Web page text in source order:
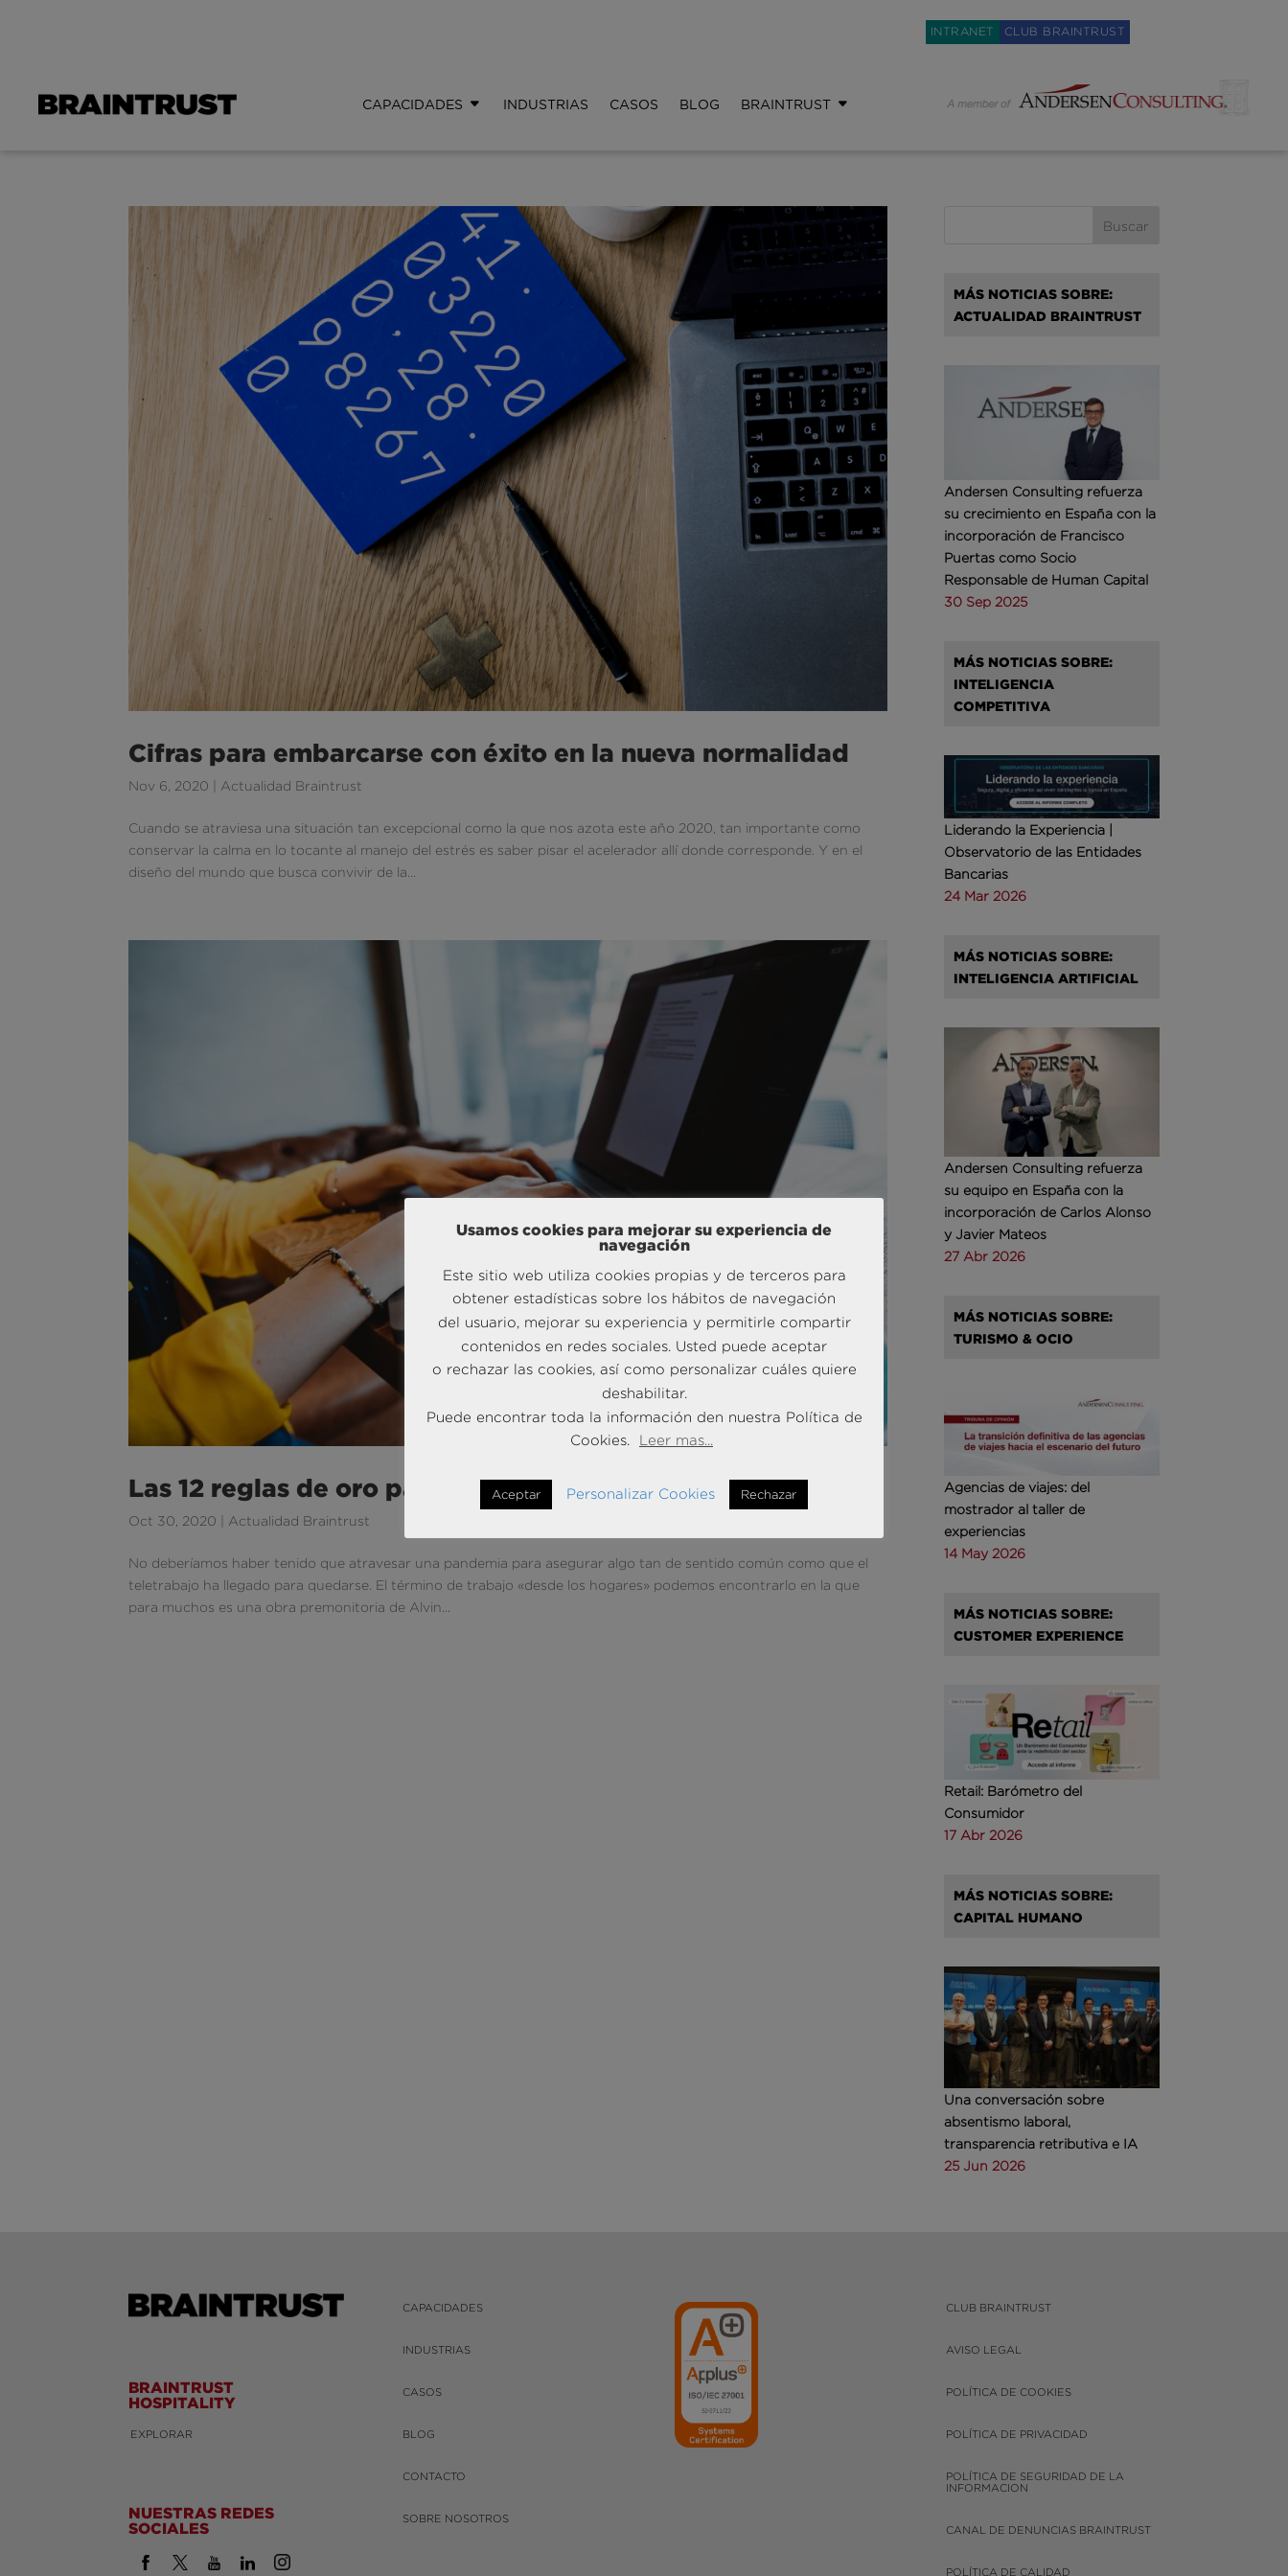
INTRANET CLUB BRAINTRUST
CAPACIDADES INDUSTRIAS CASOS BLOG BRAINTRUST
Cifras para embarcarse con éxito en la nueva normalidad
Nov 6, 2020 Actualidad Braintrust
Cuando se atraviesa una situación tan excepcional como la que nos azota este año 2020, tan importante como
conservar la calma en lo tocante al manejo del estrés es saber pisar el acelerador allí donde corresponde. Y en el
diseño del mundo que busca convivir de la...
Las 12 reglas de oro para teletrabajar a la perfección
Oct 30, 2020 Actualidad Braintrust
No deberíamos haber tenido que atravesar una pandemia para asegurar algo tan de sentido común como que el
teletrabajo ha llegado para quedarse. El término de trabajo «desde los hogares» podemos encontrarlo en la que
para muchos es una obra premonitoria de Alvin...
MÁS NOTICIAS SOBRE:
ACTUALIDAD BRAINTRUST
Andersen Consulting refuerza
su crecimiento en España con la
incorporación de Francisco
Puertas como Socio
Responsable de Human Capital
30 Sep 2025
MÁS NOTICIAS SOBRE:
INTELIGENCIA
COMPETITIVA
Liderando la Experiencia |
Observatorio de las Entidades
Bancarias
24 Mar 2026
MÁS NOTICIAS SOBRE:
INTELIGENCIA ARTIFICIAL
Andersen Consulting refuerza
su equipo en España con la
incorporación de Carlos Alonso
y Javier Mateos
27 Abr 2026
MÁS NOTICIAS SOBRE:
TURISMO & OCIO
Agencias de viajes: del
mostrador al taller de
experiencias
14 May 2026
MÁS NOTICIAS SOBRE:
CUSTOMER EXPERIENCE
Retail: Barómetro del
Consumidor
17 Abr 2026
MÁS NOTICIAS SOBRE:
CAPITAL HUMANO
Una conversación sobre
absentismo laboral,
transparencia retributiva e IA
25 Jun 2026
BRAINTRUST
HOSPITALITY
EXPLORAR
NUESTRAS REDES
SOCIALES
CAPACIDADES
INDUSTRIAS
CASOS
BLOG
CONTACTO
SOBRE NOSOTROS
CLUB BRAINTRUST
AVISO LEGAL
POLÍTICA DE COOKIES
POLÍTICA DE PRIVACIDAD
POLÍTICA DE SEGURIDAD DE LA
INFORMACION
CANAL DE DENUNCIAS BRAINTRUST
POLÍTICA DE CALIDAD
Usamos cookies para mejorar su experiencia de
navegación
Este sitio web utiliza cookies propias y de terceros para
obtener estadísticas sobre los hábitos de navegación
del usuario, mejorar su experiencia y permitirle compartir
contenidos en redes sociales. Usted puede aceptar
o rechazar las cookies, así como personalizar cuáles quiere
deshabilitar.
Puede encontrar toda la información den nuestra Política de
Cookies.
Leer mas...
Aceptar Personalizar Cookies Rechazar